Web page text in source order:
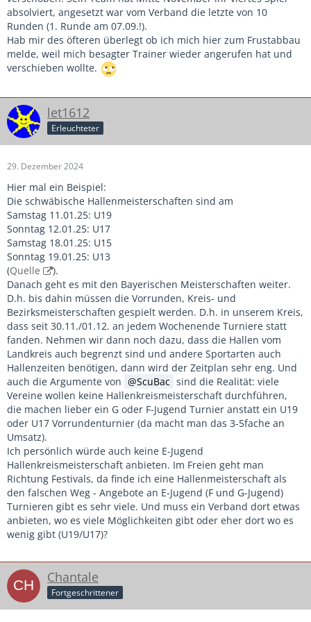
absolviert, angesetzt war vom Verband die letzte von 10
Runden (1. Runde am 07.09.!).
Hab mir des öfteren überlegt ob ich mich hier zum Frustabbau
melde, weil mich besagter Trainer wieder angerufen hat und
verschieben wollte.
let1612
Erleuchteter
29. Dezember 2024
Hier mal ein Beispiel:
Die schwäbische Hallenmeisterschaften sind am
Samstag 11.01.25: U19
Sonntag 12.01.25: U17
Samstag 18.01.25: U15
Sonntag 19.01.25: U13
(Quelle
).
Danach geht es mit den Bayerischen Meisterschaften weiter.
D.h. bis dahin müssen die Vorrunden, Kreis- und
Bezirksmeisterschaften gespielt werden. D.h. in unserem Kreis,
dass seit 30.11./01.12. an jedem Wochenende Turniere statt
fanden. Nehmen wir dann noch dazu, dass die Hallen vom
Landkreis auch begrenzt sind und andere Sportarten auch
Hallenzeiten benötigen, dann wird der Zeitplan sehr eng. Und
auch die Argumente von
ScuBac sind die Realität: viele
Vereine wollen keine Hallenkreismeisterschaft durchführen,
die machen lieber ein G oder F-Jugend Turnier anstatt ein U19
oder U17 Vorrundenturnier (da macht man das 3-5fache an
Umsatz).
Ich persönlich würde auch keine E-Jugend
Hallenkreismeisterschaft anbieten. Im Freien geht man
Richtung Festivals, da finde ich eine Hallenmeisterschaft als
den falschen Weg - Angebote an E-Jugend (F und G-Jugend)
Turnieren gibt es sehr viele. Und muss ein Verband dort etwas
anbieten, wo es viele Möglichkeiten gibt oder eher dort wo es
wenig gibt (U19/U17)?
Chantale
Fortgeschrittener